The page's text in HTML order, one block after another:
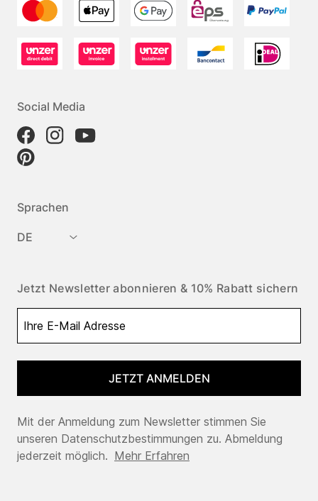
Social Media
Sprachen
DE
Jetzt Newsletter abonnieren & 10% Rabatt sichern
JETZT ANMELDEN
Mit der Anmeldung zum Newsletter stimmen Sie
unseren Datenschutzbestimmungen zu. Abmeldung
jederzeit möglich. Mehr Erfahren